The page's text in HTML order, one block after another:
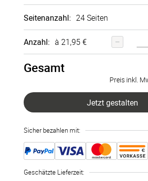
Hard­cover
+0,00 €
Echt­
fotobuch
+7,00 €
Seitenanzahl: 24 Seiten
24 Seiten
26 Seiten
30 Seiten
32 Seiten
34 Seiten
Anzahl: à 21,95 €
Gesamt
Preis inkl.
Jetzt gestalten
Sicher bezahlen mit:
Geschätzte Lieferzeit: